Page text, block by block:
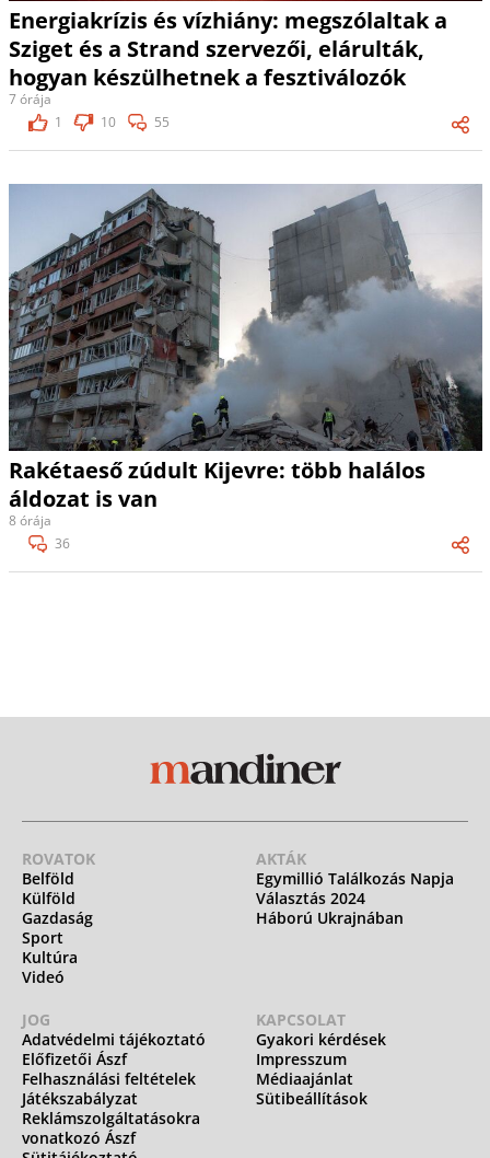
Energiakrízis és vízhiány: megszólaltak a
Sziget és a Strand szervezői, elárulták,
hogyan készülhetnek a fesztiválozók
7 órája
1
10 55
Rakétaeső zúdult Kijevre: több halálos
áldozat is van
8 órája
36
ROVATOK
Belföld
Külföld
Gazdaság
Sport
Kultúra
Videó
AKTÁK
Egymillió Találkozás Napja
Választás 2024
Háború Ukrajnában
JOG
Adatvédelmi tájékoztató
Előfizetői Ászf
Felhasználási feltételek
Játékszabályzat
Reklámszolgáltatásokra
vonatkozó Ászf
KAPCSOLAT
Gyakori kérdések
Impresszum
Médiaajánlat
Sütibeállítások